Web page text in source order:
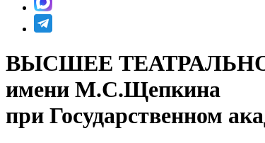
ВЫСШЕЕ
имени М.С.Щепкина
при Государственном